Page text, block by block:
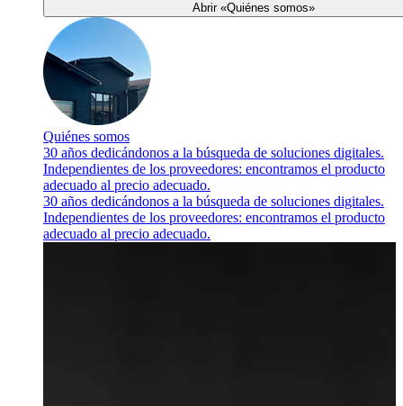
Abrir «Quiénes somos»
Quiénes somos
30 años dedicándonos a la búsqueda de soluciones digitales.
Independientes de los proveedores: encontramos el producto
adecuado al precio adecuado.
30 años dedicándonos a la búsqueda de soluciones digitales.
Independientes de los proveedores: encontramos el producto
adecuado al precio adecuado.